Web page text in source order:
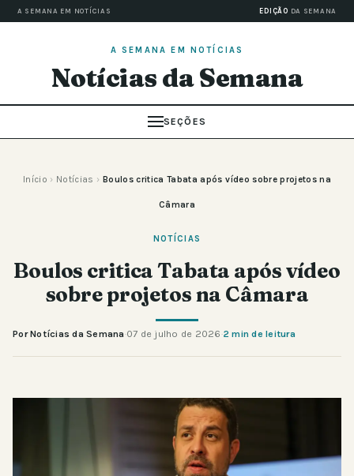
A SEMANA EM NOTÍCIAS EDIÇÃO DA SEMANA
A SEMANA EM NOTÍCIAS
Notícias da Semana
SEÇÕES
Início › Notícias › Boulos critica Tabata após vídeo sobre projetos na
Câmara
NOTÍCIAS
Boulos critica Tabata após vídeo
sobre projetos na Câmara
Por Notícias da Semana·07 de julho de 2026·2 min de leitura